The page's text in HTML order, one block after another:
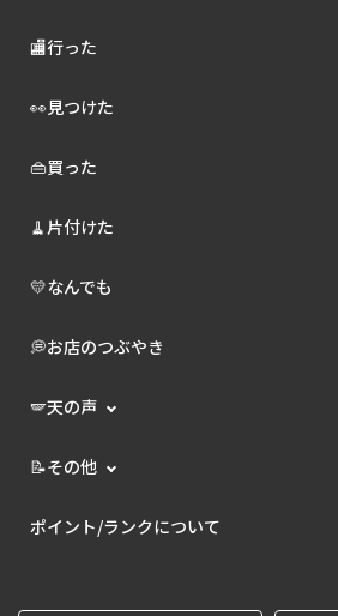
🏬行った
👀見つけた
👜買った
🧹片付けた
💛なんでも
💭お店のつぶやき
🪽天の声
📝その他
ポイント/ランクについて